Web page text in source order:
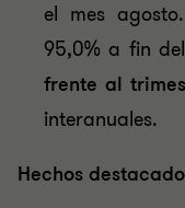
el mes
95,0% a fin
frente al
interanuales.
Hechos